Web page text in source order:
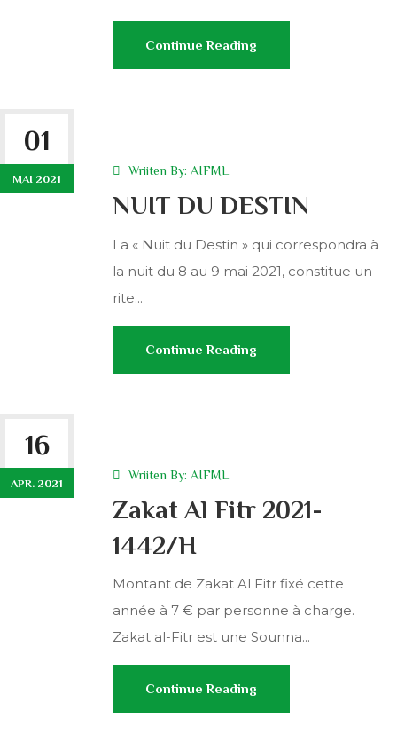
Continue Reading
01
MAI 2021
Wriiten By: AIFML
NUIT DU DESTIN
La « Nuit du Destin » qui correspondra à
la nuit du 8 au 9 mai 2021, constitue un
rite...
Continue Reading
16
APR. 2021
Wriiten By: AIFML
Zakat Al Fitr 2021-
1442/H
Montant de Zakat Al Fitr fixé cette
année à 7 € par personne à charge.
Zakat al-Fitr est une Sounna...
Continue Reading